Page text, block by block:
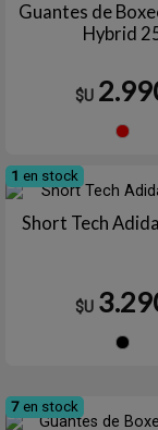
Guantes de
Hybrid
$U
1 en stock
Short Tech
$U
7 en stock